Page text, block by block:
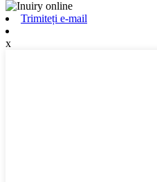
Trimiteți e-mail
x